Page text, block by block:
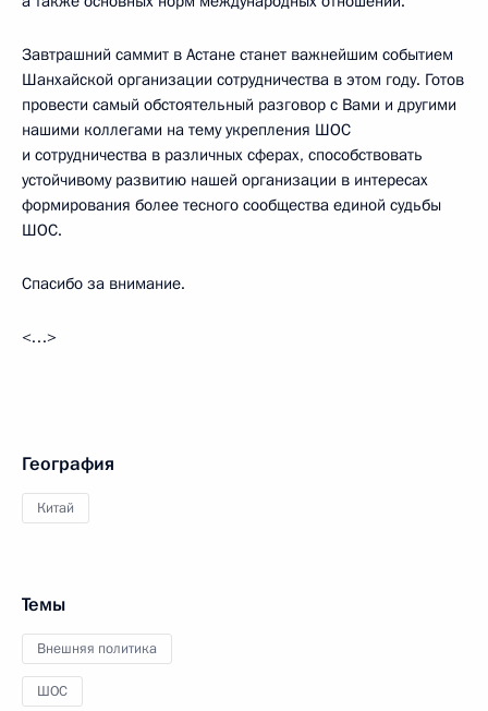
Завтрашний саммит в Астане станет важнейшим событием
Шанхайской организации сотрудничества в этом году. Готов
провести самый обстоятельный разговор с Вами и другими
нашими коллегами на тему укрепления ШОС
и сотрудничества в различных сферах, способствовать
устойчивому развитию нашей организации в интересах
формирования более тесного сообщества единой судьбы
ШОС.
Спасибо за внимание.
<…>
География
Китай
Темы
Внешняя политика
ШОС